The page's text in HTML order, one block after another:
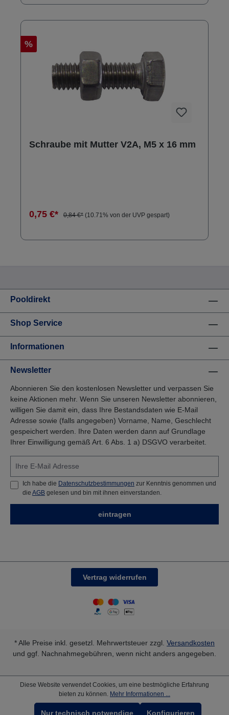
%
Schraube mit Mutter V2A, M5 x 16 mm
0,75 €* 0,84 €* (10.71% von der UVP gespart)
Pooldirekt
Shop Service
Informationen
Newsletter
Abonnieren Sie den kostenlosen Newsletter und verpassen Sie
keine Aktionen mehr. Wenn Sie unseren Newsletter abonnieren,
willigen Sie damit ein, dass Ihre Bestandsdaten wie E-Mail
Adresse sowie (falls angegeben) Vorname, Name, Geschlecht
gespeichert werden. Ihre Daten werden dann auf Grundlage
Ihrer Einwilligung gemäß Art. 6 Abs. 1 a) DSGVO verarbeitet.
Ich habe die Datenschutzbestimmungen zur Kenntnis genommen und
die AGB gelesen und bin mit ihnen einverstanden.
eintragen
Vertrag widerrufen
* Alle Preise inkl. gesetzl. Mehrwertsteuer zzgl. Versandkosten
und ggf. Nachnahmegebühren, wenn nicht anders angegeben.
Diese Website verwendet Cookies, um eine bestmögliche Erfahrung
bieten zu können. Mehr Informationen ...
Nur technisch notwendige Konfigurieren